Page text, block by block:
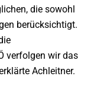
die sowohl
berücksichtigt.
verfolgen wir das
Achleitner.